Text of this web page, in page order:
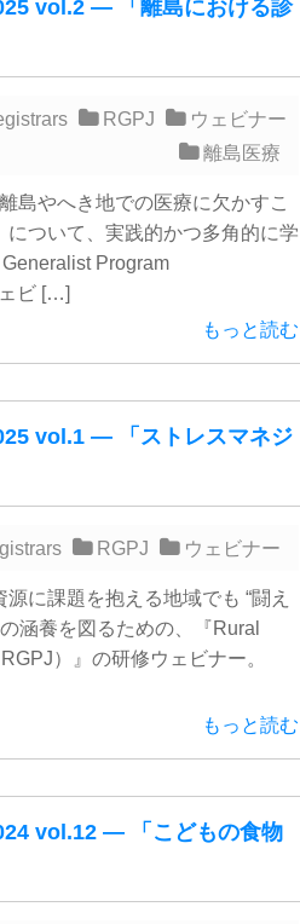
vol.2 ― 「離島における診
RGPJ
ウェビナー
離島医療
島やへき地での医療に欠かすこ
について、実践的かつ多角的に学
Program
ビ […]
もっと読む
vol.1 ― 「ストレスマネジ
RGPJ ウェビナー
に課題を抱える地域でも “闘え
涵養を図るための、『Rural
）』の研修ウェビナー。
もっと読む
vol.12 ― 「こどもの食物